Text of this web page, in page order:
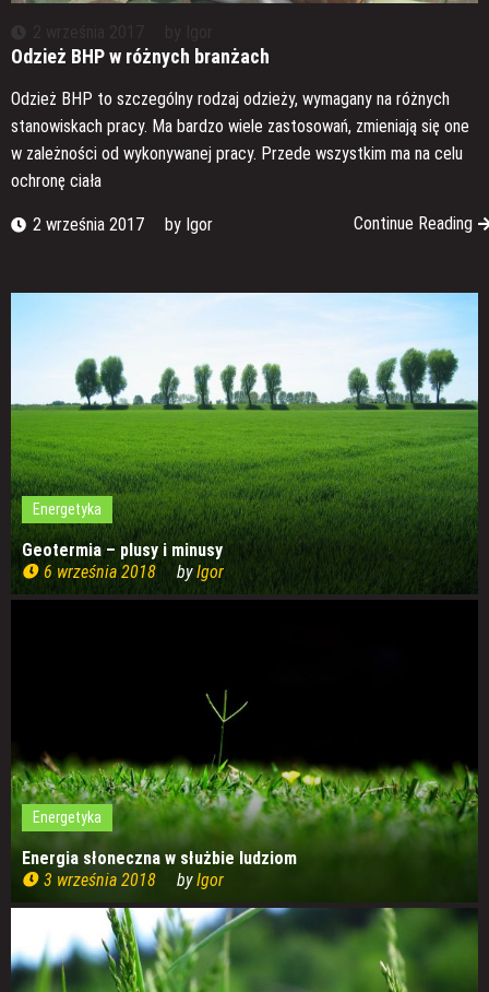
Odzież BHP w różnych branżach
Odzież BHP to szczególny rodzaj odzieży, wymagany na różnych
stanowiskach pracy. Ma bardzo wiele zastosowań, zmieniają się one
w zależności od wykonywanej pracy. Przede wszystkim ma na celu
ochronę ciała
2 września 2017 by Igor Continue Reading
Energetyka
Geotermia – plusy i minusy
6 września 2018
byIgor
Energetyka
Energia słoneczna w służbie ludziom
3 września 2018
byIgor